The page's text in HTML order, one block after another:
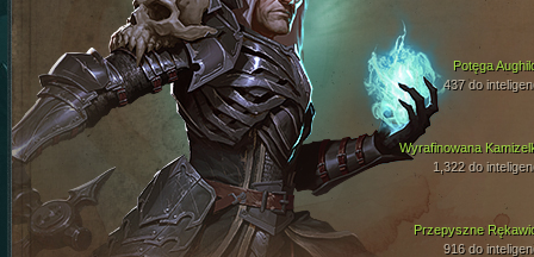
Wyrafinowana
1,322 do
Przepyszne
916 do
Potęga
437 do